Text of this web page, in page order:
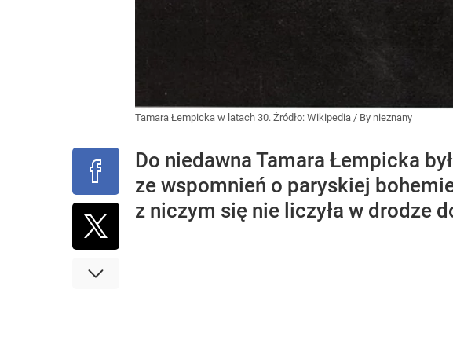
Tamara Łempicka w latach 30. Źródło: Wikipedia / By nieznany
Do niedawna Tamara Łempicka
ze wspomnień o paryskiej
z niczym się nie liczyła w drodze